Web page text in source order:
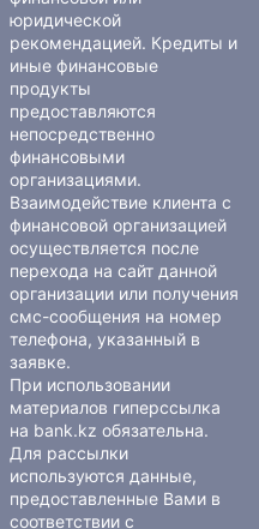
юридической
рекомендацией. Кредиты и
иные финансовые
продукты
предоставляются
непосредственно
финансовыми
организациями.
Взаимодействие клиента с
финансовой организацией
осуществляется после
перехода на сайт данной
организации или получения
смс-сообщения на номер
телефона, указанный в
заявке.
При использовании
материалов гиперссылка
на bank.kz обязательна.
Для рассылки
используются данные,
предоставленные Вами в
соответствии с